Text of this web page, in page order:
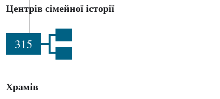
Центрів сімейної історії
315
Храмів